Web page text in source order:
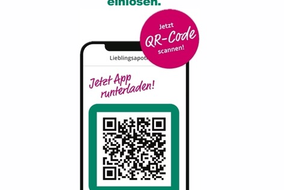
aus Kulturen, da Wildsorten sich meist durch
zwei verschiedene Qualitäten unterschieden. Die
aus, da die Früchte jeweils zum optimalen
geerntet werden. Weniger aufwendig ist die
die Pflanzen nach dem Mähen in Bündeln
Öl, das zu etwa 70% aus Anethol und 15%
ist, besteht. Der Gehalt an Estragol
kanzerogene Wirkung der Substanz nicht
Früchten fettes Öl, Phenolcarbonsäuren, Cumarine,
enthalten.